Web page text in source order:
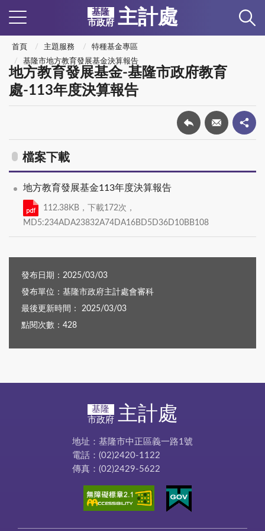
基隆
市政府 主計處
首頁 主題服務
特種基金專區
基隆市地方教育發展基金決算報告
地方教育發展基金-基隆市政府教育
處-113年度決算報告
檔案下載
地方教育發展基金113年度決算報告
112.38KB，下載172次，
MD5:234ADA23832A74DA16BD5D36D10BB108
發布日期：2025/03/03
發布單位：基隆市政府主計處會審科
最後更新時間： 2025/03/03
點閱次數：428
基隆
市政府 主計處
地址：基隆市中正區義一路1號
電話：(02)2420-1122
傳真：(02)2429-5622